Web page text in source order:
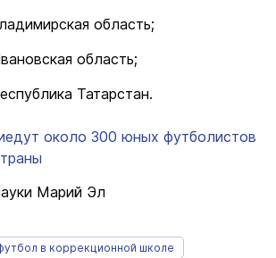
область;
область;
Татарстан.
около 300 юных футболистов
Марий Эл
в коррекционной школе